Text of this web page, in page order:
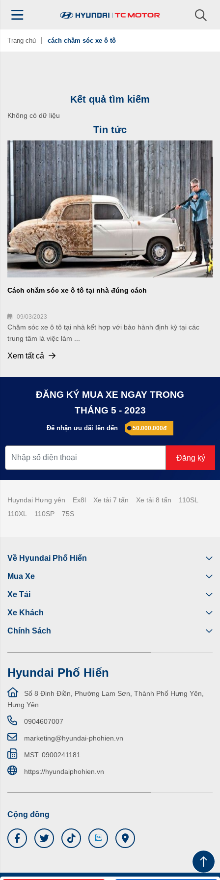
Trang chủ cách chăm sóc xe ô tô
Kết quả tìm kiếm
Không có dữ liệu
Tin tức
Cách chăm sóc xe ô tô tại nhà đúng cách
09/03/2023
Chăm sóc xe ô tô tại nhà kết hợp với bảo hành định kỳ tại các
trung tâm là việc làm ...
Xem tất cả
ĐĂNG KÝ MUA XE NGAY TRONG
THÁNG 5 - 2023
Để nhận ưu đãi lên đến 50.000.000đ
Đăng ký
Huyndai Hưng yên Ex8l Xe tải 7 tấn Xe tải 8 tấn
110SL
110XL
110SP 75S
Về Hyundai Phố Hiến
Mua Xe
Xe Tải
Xe Khách
Chính Sách
Hyundai Phố Hiến
Số 8 Đinh Điền, Phường Lam Sơn, Thành Phố Hưng Yên,
Hưng Yên
0904607007
marketing@hyundai-phohien.vn
MST: 0900241181
https://hyundaiphohien.vn
Cộng đồng